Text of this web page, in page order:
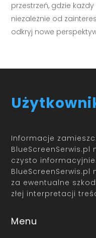
przestrzeń, gdzie
niezależnie od
odkryj nowe
Informacje
BlueScreenSerwis.pl
czysto
za ewentualne
złej interpretacji
Menu